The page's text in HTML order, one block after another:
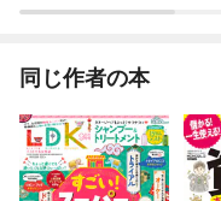
同じ作者の本